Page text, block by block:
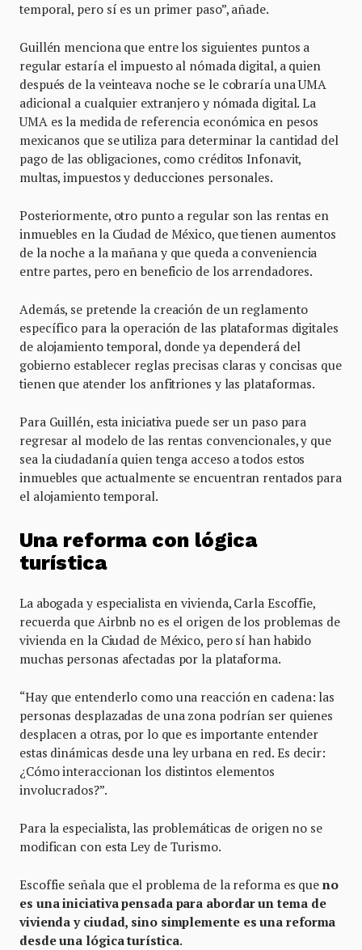
temporal, pero sí es un primer paso”, añade.
Guillén menciona que entre los siguientes puntos a
regular estaría el impuesto al nómada digital, a quien
después de la veinteava noche se le cobraría una UMA
adicional a cualquier extranjero y nómada digital. La
UMA es la medida de referencia económica en pesos
mexicanos que se utiliza para determinar la cantidad del
pago de las obligaciones, como créditos Infonavit,
multas, impuestos y deducciones personales.
Posteriormente, otro punto a regular son las rentas en
inmuebles en la Ciudad de México, que tienen aumentos
de la noche a la mañana y que queda a conveniencia
entre partes, pero en beneficio de los arrendadores.
Además, se pretende la creación de un reglamento
específico para la operación de las plataformas digitales
de alojamiento temporal, donde ya dependerá del
gobierno establecer reglas precisas claras y concisas que
tienen que atender los anfitriones y las plataformas.
Para Guillén, esta iniciativa puede ser un paso para
regresar al modelo de las rentas convencionales, y que
sea la ciudadanía quien tenga acceso a todos estos
inmuebles que actualmente se encuentran rentados para
el alojamiento temporal.
Una reforma con lógica
turística
La abogada y especialista en vivienda, Carla Escoffie,
recuerda que Airbnb no es el origen de los problemas de
vivienda en la Ciudad de México, pero sí han habido
muchas personas afectadas por la plataforma.
“Hay que entenderlo como una reacción en cadena: las
personas desplazadas de una zona podrían ser quienes
desplacen a otras, por lo que es importante entender
estas dinámicas desde una ley urbana en red. Es decir:
¿Cómo interaccionan los distintos elementos
involucrados?”.
Para la especialista, las problemáticas de origen no se
modifican con esta Ley de Turismo.
Escoffie señala que el problema de la reforma es queno
es una iniciativa pensada para abordar un tema de
vivienda y ciudad, sino simplemente es una reforma
desde una lógica turística.